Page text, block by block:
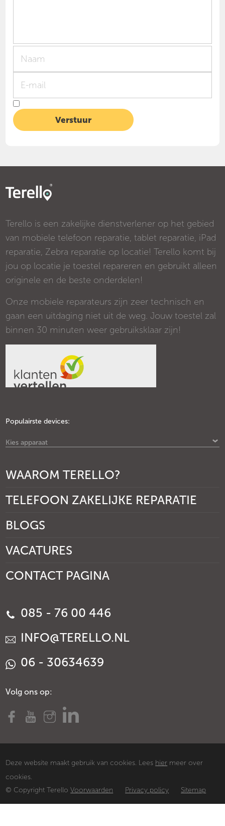
Terello is een zakelijke dienstverlener op het gebied
van mobiele telefoon reparatie, tablet reparatie, iPad
reparatie, Zebra reparatie op locatie! Terello komt bij
jou op locatie je toestel repareren en gebruikt alleen
originele en de beste onderdelen!
Onze mobiele reparateurs zijn zeer technisch en
gaan een uitdaging niet uit de weg. Jouw toestel zal
binnen 30 minuten weer gebruiksklaar zijn!
Populairste devices:
Kies apparaat
WAAROM TERELLO?
TELEFOON ZAKELIJKE REPARATIE
BLOGS
VACATURES
CONTACT PAGINA
085 - 76 00 446
INFO@TERELLO.NL
06 - 30634639
Volg ons op:
Deze website maakt gebruik van cookies. Lees hier meer over
cookies.
© Copyright TerelloVoorwaarden Privacy policy Sitemap